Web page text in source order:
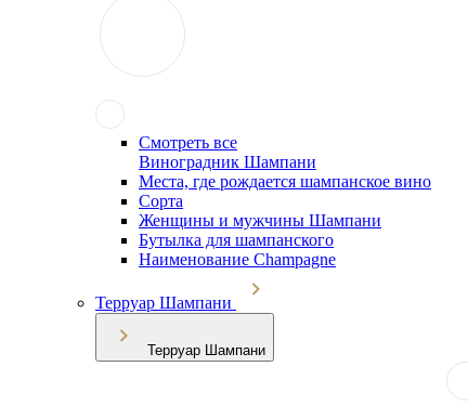
Смотреть все
Виноградник Шампани
Места, где рождается шампанское вино
Сорта
Женщины и мужчины Шампани
Бутылка для шампанского
Наименование Champagne
Терруар Шампани
Терруар Шампани